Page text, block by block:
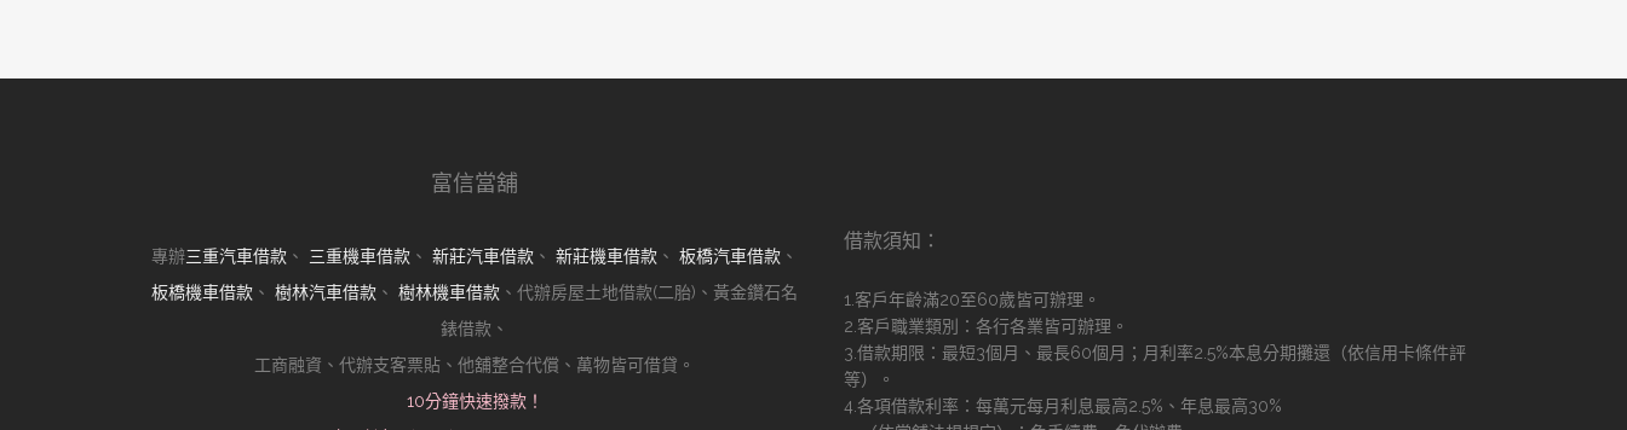
富信當舖
專辦三重汽車借款 、 三重機車借款 、 新莊汽車借款 、 新莊機車借款 、 板橋汽車借款 、
板橋機車借款 、 樹林汽車借款 、 樹林機車借款 、代辦房屋土地借款(二胎)、黃金鑽石名
錶借款、
工商融資、代辦支客票貼、他舖整合代償、萬物皆可借貸。
10分鐘快速撥款！
借款須知：
1.客戶年齡滿20至60歲皆可辦理。
2.客戶職業類別：各行各業皆可辦理。
3.借款期限：最短3個月、最長60個月；月利率2.5%本息分期攤還（依信用卡條件評
等）。
4.各項借款利率：每萬元每月利息最高2.5%、年息最高30%